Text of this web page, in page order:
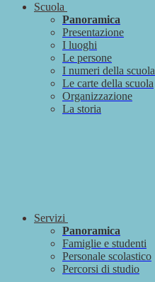
Scuola
Panoramica
Presentazione
I luoghi
Le persone
I numeri della scuola
Le carte della scuola
Organizzazione
La storia
Servizi
Panoramica
Famiglie e studenti
Personale scolastico
Percorsi di studio